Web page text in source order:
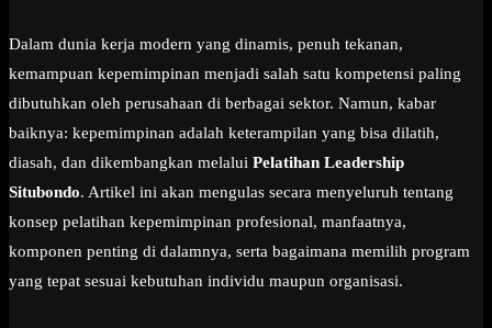
Dalam dunia kerja modern yang dinamis, penuh tekanan,
kemampuan kepemimpinan menjadi salah satu kompetensi paling
dibutuhkan oleh perusahaan di berbagai sektor. Namun, kabar
baiknya: kepemimpinan adalah keterampilan yang bisa dilatih,
diasah, dan dikembangkan melalui Pelatihan Leadership
Situbondo. Artikel ini akan mengulas secara menyeluruh tentang
konsep pelatihan kepemimpinan profesional, manfaatnya,
komponen penting di dalamnya, serta bagaimana memilih program
yang tepat sesuai kebutuhan individu maupun organisasi.